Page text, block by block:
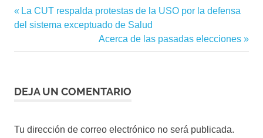
Navegación
Entrada
anterior:
La CUT respalda protestas de la USO por la defensa
del sistema exceptuado de Salud
Siguiente
entrada:
Acerca de las pasadas elecciones
DEJA UN COMENTARIO
Tu dirección de correo electrónico no será publicada.